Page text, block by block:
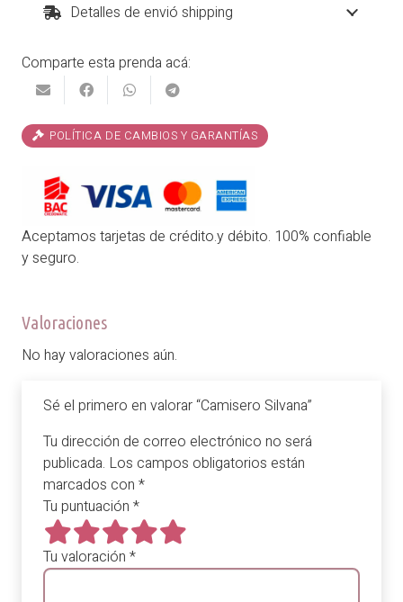
Detalles de envió shipping
Comparte esta prenda acá:
POLÍTICA DE CAMBIOS Y GARANTÍAS
Aceptamos tarjetas de crédito.y débito. 100% confiable
y seguro.
Valoraciones
No hay valoraciones aún.
Sé el primero en valorar “Camisero Silvana”
Tu dirección de correo electrónico no será
publicada. Los campos obligatorios están
marcados con *
Tu puntuación *
Tu valoración *